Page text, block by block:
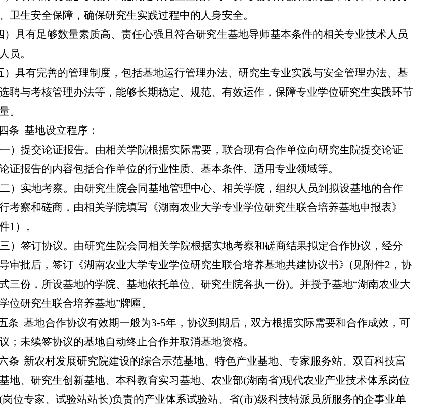
卫生安全保障， 确保研究生实践过程中的人身安全。
）具有足够数量素质高、责任心强且符合研究生基地导师基本条件的相关专业技术人员
员。
）具有完善的管理制度，包括基地运行管理办法、研究生专业实践与安全管理办法、基
聘与考核管理办法等，能够长期稳定、规范、有效运作，保障专业学位研究生实践环节
。
条 基地设立程序：
一）提交论证报告。由相关学院根据实际需要，联合现有合作单位向研究生院提交论证
证报告的内容包括合作单位的行业性质、基本条件、适用专业领域等。
二）实地考察。由研究生院会同基地管理中心、相关学院，组织人员到拟设基地的合作
考察和磋商，由相关学院填写《湖南农业大学专业学位研究生联合培养基地申报表》
1）。
三）签订协议。由研究生院会同相关学院根据实地考察和磋商结果拟定合作协议，经分
审批后，签订 《湖南农业大学专业学位研究生联合培养基地共建协议书》(见附件2，协
三份，所设基地的学院、基地依托单位、研究生院各执一份)。 并授予基地“湖南农业大
位研究生联合培养基地”牌匾。
条 基地合作协议有效期一般为3-5年，协议到期后，双方根据实际需要和合作成效，可
；未续签协议的基地自动终止合作并取消基地资格。
条 新农村发展研究院建设的综合示范基地、特色产业基地、专家服务站、双百科技富
地、研究生创新基地、本科教育实习基地、农业部(湖南省)现代农业产业技术体系岗位
位专家、试验站站长)负责的产业体系试验站、省(市)级科技特派员所服务的企事业单